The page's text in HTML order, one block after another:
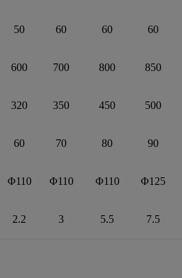
50 60 60 60
600 700 800 850
320 350 450 500
60 70 80 90
Φ110 Φ110 Φ110 Φ125
2.2 3 5.5 7.5